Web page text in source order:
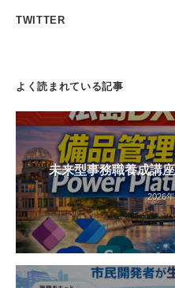
TWITTER
よく読まれている記事
未来型事務職養成講
2026